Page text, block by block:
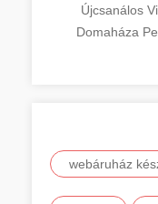
Újcsanálos
Domaháza
webáruház